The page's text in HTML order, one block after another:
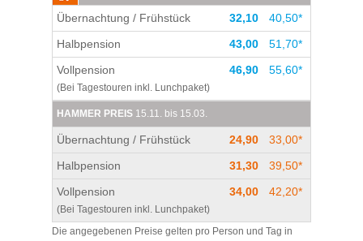
Übernachtung / Frühstück
32,10
40,50*
Halbpension
43,00
51,70*
Vollpension
(Bei Tagestouren inkl. Lunchpaket)
46,90 55,60*
HAMMER PREIS 15.11. bis 15.03.
Übernachtung / Frühstück 24,90
33,00*
Halbpension
31,30
39,50*
Vollpension
(Bei Tagestouren inkl. Lunchpaket)
34,00 42,20*
Die angegebenen Preise gelten pro Person und Tag in